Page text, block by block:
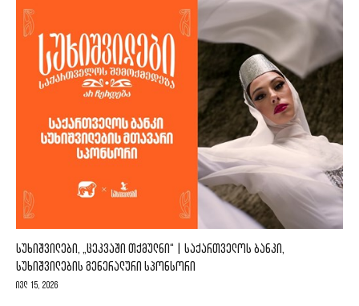
ᲡᲣᲮᲘᲨᲕᲘᲚᲔᲑᲘ, „ᲪᲔᲙᲕᲐᲨᲘ ᲗᲥᲛᲣᲚᲜᲘ“ | ᲡᲐᲥᲐᲠᲗᲕᲔᲚᲝᲡ ᲑᲐᲜᲙᲘ,
ᲡᲣᲮᲘᲨᲕᲘᲚᲔᲑᲘᲡ ᲒᲔᲜᲔᲠᲐᲚᲣᲠᲘ ᲡᲞᲝᲜᲡᲝᲠᲘ
ივლ 15, 2026